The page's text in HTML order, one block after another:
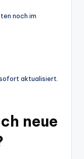
noch im
aktualisiert.
neue